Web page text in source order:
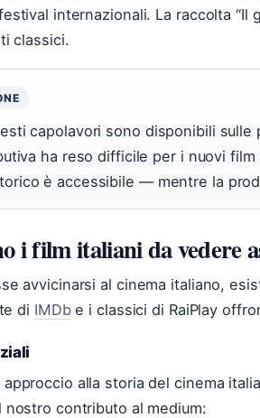
internazionali. La raccolta “Il
classici.
capolavori sono disponibili
ha reso difficile per i nuovi
è accessibile — mentre la
i film italiani da vedere
avvicinarsi al cinema italiano,
di IMDbe i classici di RaiPlay
approccio alla storia del cinema
nostro contributo al medium: